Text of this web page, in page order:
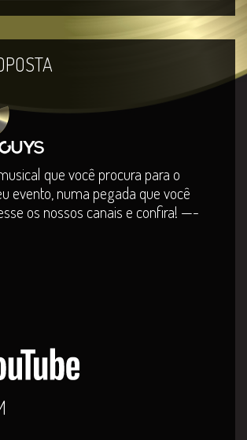
que você procura para o
evento, numa pegada que você
os nossos canais e confira! —-